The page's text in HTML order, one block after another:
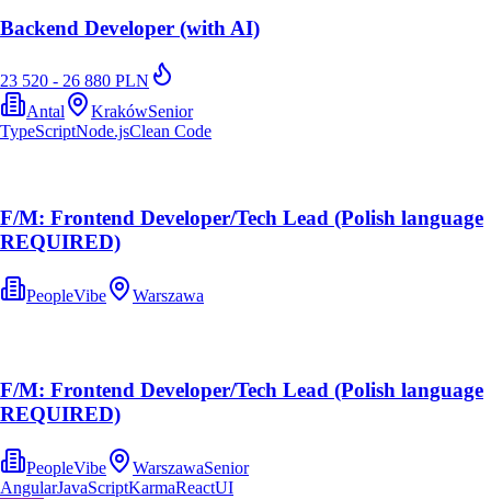
Backend Developer (with AI)
23 520 - 26 880 PLN
Antal
KrakówSenior
TypeScriptNode.jsClean Code
F/M: Frontend Developer/Tech Lead (Polish language
REQUIRED)
PeopleVibe Warszawa
F/M: Frontend Developer/Tech Lead (Polish language
REQUIRED)
PeopleVibe WarszawaSenior
AngularJavaScriptKarmaReactUI